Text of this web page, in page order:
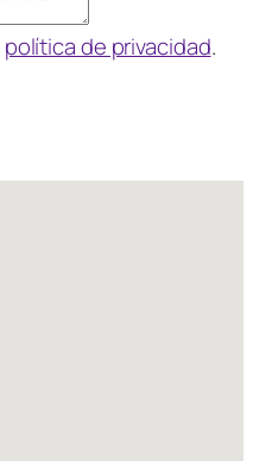
política de privacidad.